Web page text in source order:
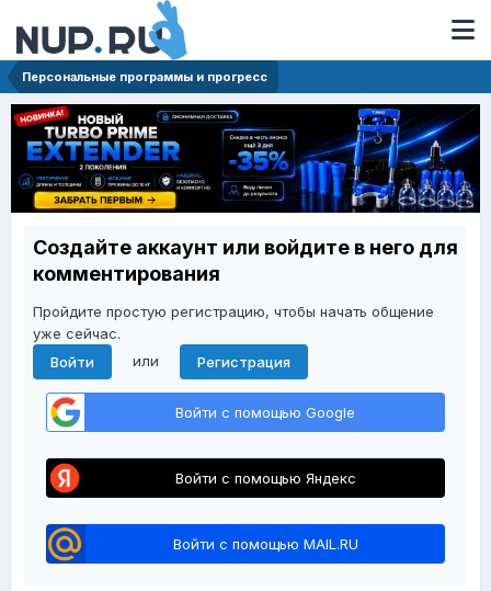
Персональные программы и прогресс
Создайте аккаунт или войдите в него для
комментирования
Пройдите простую регистрацию, чтобы начать общение
уже сейчас.
Войти
или Регистрация
Войти с помощью Google
Войти с помощью Яндекс
Войти с помощью MAIL.RU